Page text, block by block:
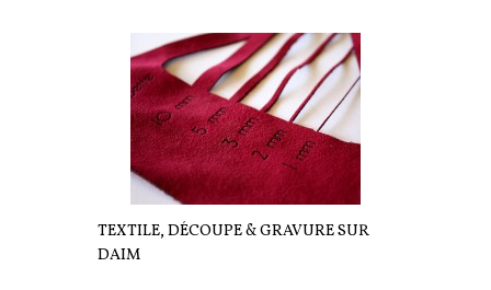
TEXTILE, DÉCOUPE & GRAVURE SUR
DAIM